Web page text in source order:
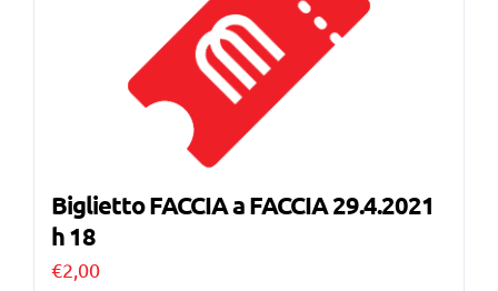
Biglietto FACCIA a FACCIA 29.4.2021
h 18
€2,00